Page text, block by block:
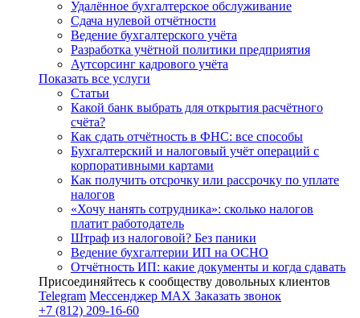
Удалённое бухгалтерское обслуживание
Сдача нулевой отчётности
Ведение бухгалтерского учёта
Разработка учётной политики предприятия
Аутсорсинг кадрового учёта
Показать все услуги
Статьи
Какой банк выбрать для открытия расчётного
счёта?
Как сдать отчётность в ФНС: все способы
Бухгалтерский и налоговый учёт операций с
корпоративными картами
Как получить отсрочку или рассрочку по уплате
налогов
«Хочу нанять сотрудника»: сколько налогов
платит работодатель
Штраф из налоговой? Без паники
Ведение бухгалтерии ИП на ОСНО
Отчётность ИП: какие документы и когда сдавать
Присоединяйтесь к сообществу довольных клиентов
Telegram Мессенджер MAX Заказать звонок
+7 (812) 209-16-60